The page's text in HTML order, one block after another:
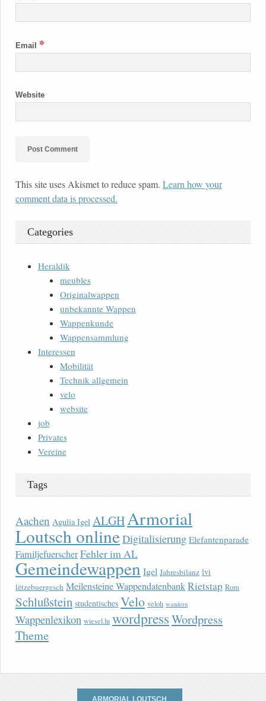
Email *
Website
This site uses Akismet to reduce spam. Learn how your
comment data is processed.
Categories
Heraldik
meubles
Originalwappen
unbekannte Wappen
Wappenkunde
Wappensammlung
Interessen
Mobilität
Technik allgemein
velo
website
job
Privates
Vereine
Tags
Aachen Agulia Igel ALGH Armorial
Loutsch onlineDigitalisierung Elefantenparade
FamiljefuerscherFehler im AL
Gemeindewappen Igel Jahresbilanz lvi
lëtzebuergesch Meilensteine WappendatenbankRietstap Rom
Schlußstein studentisches Velo veloh wandern
Wappenlexikon wiesel.lu wordpressWordpress
Theme
ARMORIAL LOUTSCH